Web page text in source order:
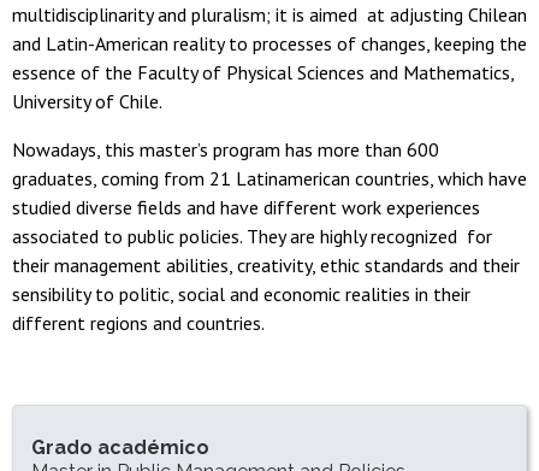
multidisciplinarity and pluralism; it is aimed at adjusting Chilean
and Latin-American reality to processes of changes, keeping the
essence of the Faculty of Physical Sciences and Mathematics,
University of Chile.
Nowadays, this master’s program has more than 600
graduates, coming from 21 Latinamerican countries, which have
studied diverse fields and have different work experiences
associated to public policies. They are highly recognized for
their management abilities, creativity, ethic standards and their
sensibility to politic, social and economic realities in their
different regions and countries.
INFORMACIÓN DEL PROGRAMA
Grado académico